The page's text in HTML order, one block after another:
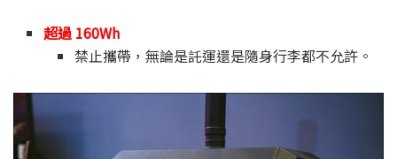
超過 160Wh
禁止攜帶，無論是託運還是隨身行李都不允許。